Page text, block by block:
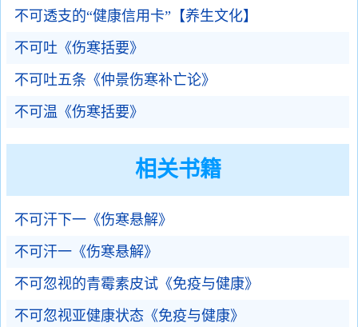
不可透支的“健康信用卡”【养生文化】
不可吐《伤寒括要》
不可吐五条《仲景伤寒补亡论》
不可温《伤寒括要》
相关书籍
不可汗下一《伤寒悬解》
不可汗一《伤寒悬解》
不可忽视的青霉素皮试《免疫与健康》
不可忽视亚健康状态《免疫与健康》